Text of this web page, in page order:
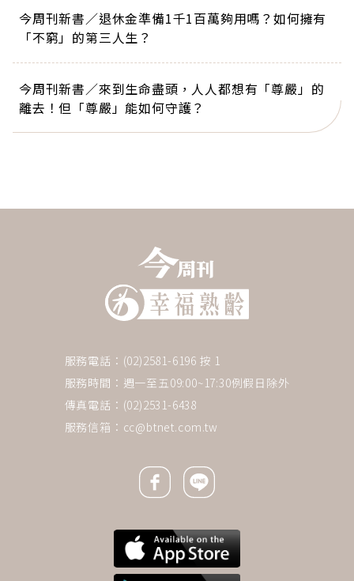
今周刊新書／退休金準備1千1百萬夠用嗎？如何擁有
「不窮」的第三人生？
今周刊新書／來到生命盡頭，人人都想有「尊嚴」的
離去！但「尊嚴」能如何守護？
服務電話：(02)2581-6196 按 1
服務時間：週一至五09:00~17:30例假日除外
傳真電話：(02)2531-6438
服務信箱： cc@btnet.com.tw
Facebook icon
Line icon